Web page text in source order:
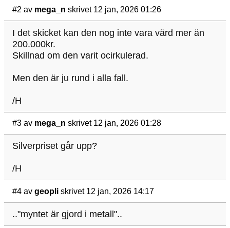
#2 av mega_n skrivet 12 jan, 2026 01:26
I det skicket kan den nog inte vara värd mer än
200.000kr.
Skillnad om den varit ocirkulerad.
Men den är ju rund i alla fall.
/H
#3 av mega_n skrivet 12 jan, 2026 01:28
Silverpriset går upp?
/H
#4 av geopli skrivet 12 jan, 2026 14:17
.."myntet är gjord i metall"..